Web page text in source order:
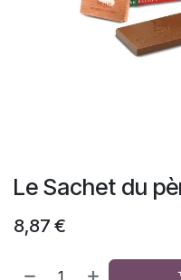
Le Sachet du
8,87 €